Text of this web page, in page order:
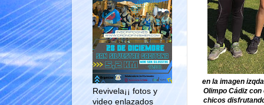
en la imagen
Olimpo Cádiz
chicos
Revivela¡¡ fotos y
video enlazados